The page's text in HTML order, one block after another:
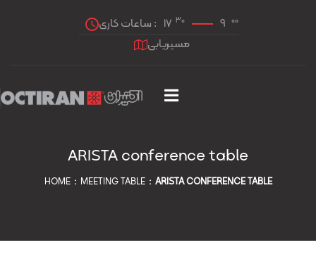
ساعات کاری : 17 30 9 00
مسیریابی
ARISTA conference table
HOME MEETING TABLE ARISTA CONFERENCE TABLE